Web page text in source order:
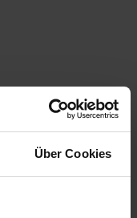
Über Cookies